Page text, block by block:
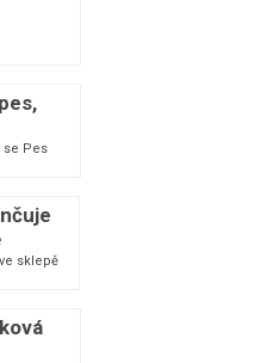
se Pes
sklepě